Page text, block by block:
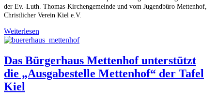
der Ev.-Luth. Thomas-Kirchengemeinde und vom Jugendbüro Mettenhof,
Christlicher Verein Kiel e.V.
Weiterlesen
Das Bürgerhaus Mettenhof unterstützt
die „Ausgabestelle Mettenhof“ der Tafel
Kiel